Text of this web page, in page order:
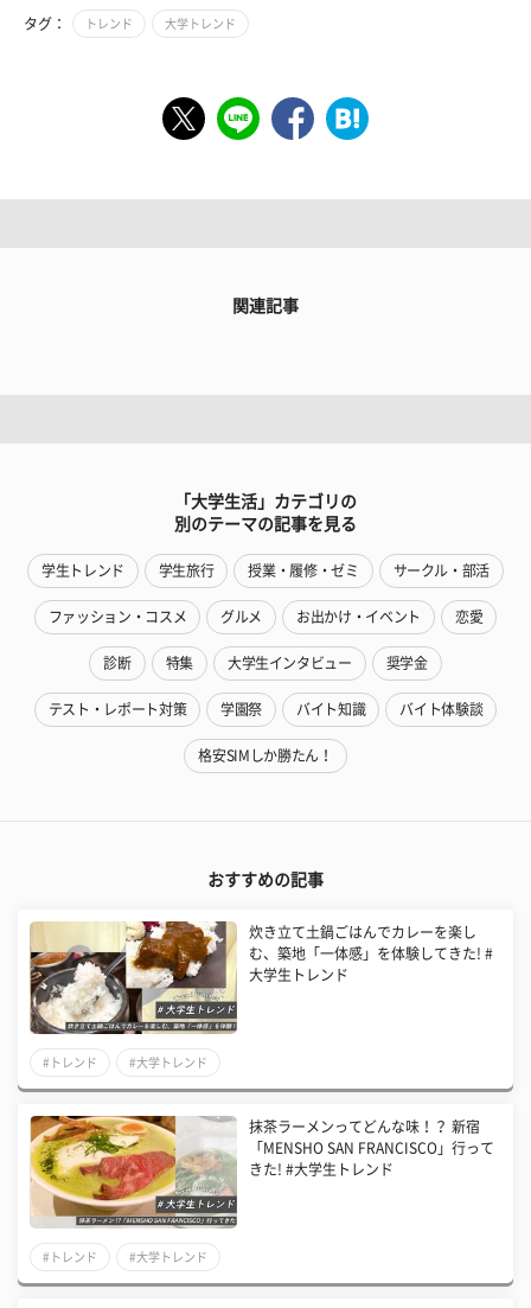
タグ： トレンド 大学トレンド
関連記事
「大学生活」カテゴリの
別のテーマの記事を見る
学生トレンド 学生旅行 授業・履修・ゼミ サークル・部活
ファッション・コスメ グルメ お出かけ・イベント 恋愛
診断 特集 大学生インタビュー 奨学金
テスト・レポート対策 学園祭 バイト知識 バイト体験談
格安SIMしか勝たん！
おすすめの記事
炊き立て土鍋ごはんでカレーを楽し
む、築地「一体感」を体験してきた! #
大学生トレンド
#トレンド #大学トレンド
抹茶ラーメンってどんな味！？ 新宿
「MENSHO SAN FRANCISCO」行って
きた! #大学生トレンド
#トレンド #大学トレンド